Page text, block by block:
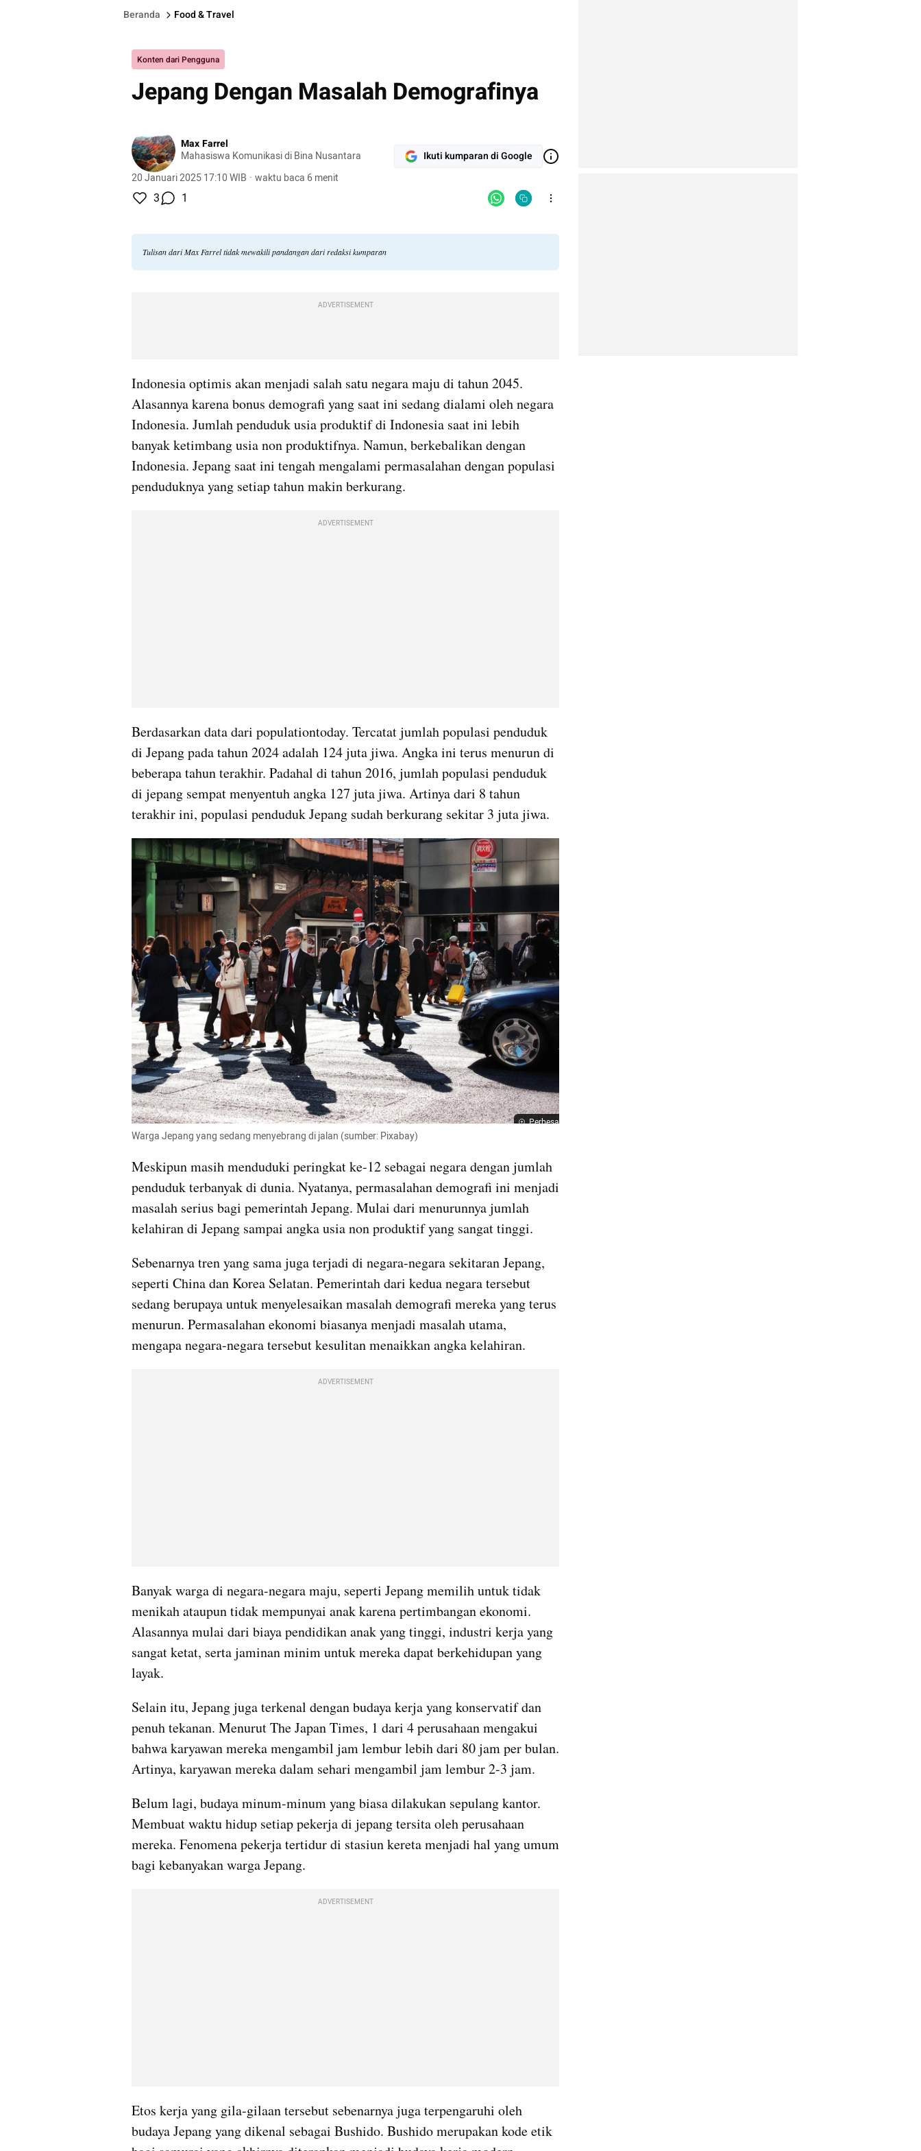
Beranda Food & Travel
Konten dari Pengguna
Jepang Dengan Masalah Demografinya
Max Farrel
Mahasiswa Komunikasi di Bina Nusantara
20 Januari 2025 17:10 WIB · waktu baca 6 menit
Ikuti kumparan di Google
3 1
Tulisan dari Max Farrel tidak mewakili pandangan dari redaksi kumparan
ADVERTISEMENT
Indonesia optimis akan menjadi salah satu negara maju di tahun 2045.
Alasannya karena bonus demografi yang saat ini sedang dialami oleh negara
Indonesia. Jumlah penduduk usia produktif di Indonesia saat ini lebih
banyak ketimbang usia non produktifnya. Namun, berkebalikan dengan
Indonesia. Jepang saat ini tengah mengalami permasalahan dengan populasi
penduduknya yang setiap tahun makin berkurang.
ADVERTISEMENT
Berdasarkan data dari populationtoday. Tercatat jumlah populasi penduduk
di Jepang pada tahun 2024 adalah 124 juta jiwa. Angka ini terus menurun di
beberapa tahun terakhir. Padahal di tahun 2016, jumlah populasi penduduk
di jepang sempat menyentuh angka 127 juta jiwa. Artinya dari 8 tahun
terakhir ini, populasi penduduk Jepang sudah berkurang sekitar 3 juta jiwa.
Perbesar
Warga Jepang yang sedang menyebrang di jalan (sumber: Pixabay)
Meskipun masih menduduki peringkat ke-12 sebagai negara dengan jumlah
penduduk terbanyak di dunia. Nyatanya, permasalahan demografi ini menjadi
masalah serius bagi pemerintah Jepang. Mulai dari menurunnya jumlah
kelahiran di Jepang sampai angka usia non produktif yang sangat tinggi.
Sebenarnya tren yang sama juga terjadi di negara-negara sekitaran Jepang,
seperti China dan Korea Selatan. Pemerintah dari kedua negara tersebut
sedang berupaya untuk menyelesaikan masalah demografi mereka yang terus
menurun. Permasalahan ekonomi biasanya menjadi masalah utama,
mengapa negara-negara tersebut kesulitan menaikkan angka kelahiran.
ADVERTISEMENT
Banyak warga di negara-negara maju, seperti Jepang memilih untuk tidak
menikah ataupun tidak mempunyai anak karena pertimbangan ekonomi.
Alasannya mulai dari biaya pendidikan anak yang tinggi, industri kerja yang
sangat ketat, serta jaminan minim untuk mereka dapat berkehidupan yang
layak.
Selain itu, Jepang juga terkenal dengan budaya kerja yang konservatif dan
penuh tekanan. Menurut The Japan Times, 1 dari 4 perusahaan mengakui
bahwa karyawan mereka mengambil jam lembur lebih dari 80 jam per bulan.
Artinya, karyawan mereka dalam sehari mengambil jam lembur 2-3 jam.
Belum lagi, budaya minum-minum yang biasa dilakukan sepulang kantor.
Membuat waktu hidup setiap pekerja di jepang tersita oleh perusahaan
mereka. Fenomena pekerja tertidur di stasiun kereta menjadi hal yang umum
bagi kebanyakan warga Jepang.
ADVERTISEMENT
Etos kerja yang gila-gilaan tersebut sebenarnya juga terpengaruhi oleh
budaya Jepang yang dikenal sebagai Bushido. Bushido merupakan kode etik